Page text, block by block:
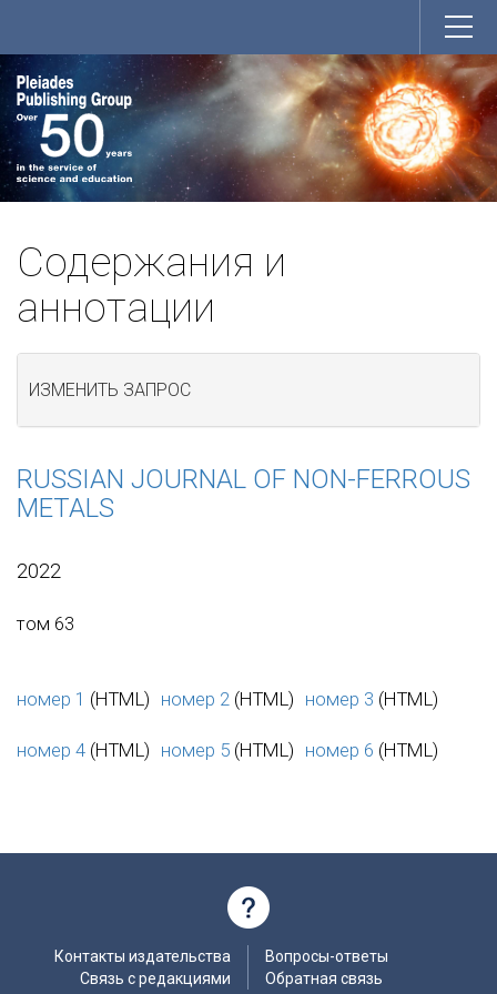
Содержания и
аннотации
ИЗМЕНИТЬ ЗАПРОС
RUSSIAN JOURNAL OF NON-FERROUS
METALS
2022
том 63
номер 1 (HTML) номер 2 (HTML) номер 3 (HTML)
номер 4 (HTML) номер 5 (HTML) номер 6 (HTML)
Контакты издательства
Связь с редакциями
Вопросы-ответы
Обратная связь